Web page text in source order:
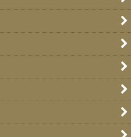
エッグヘッドクライ